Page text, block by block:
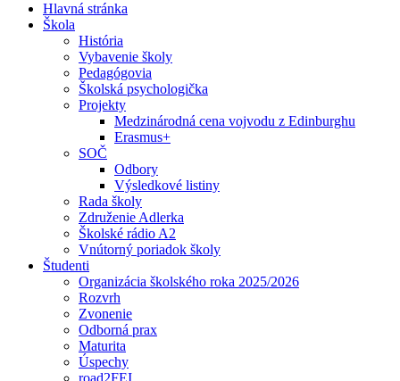
Hlavná stránka
Škola
História
Vybavenie školy
Pedagógovia
Školská psychologička
Projekty
Medzinárodná cena vojvodu z Edinburghu
Erasmus+
SOČ
Odbory
Výsledkové listiny
Rada školy
Združenie Adlerka
Školské rádio A2
Vnútorný poriadok školy
Študenti
Organizácia školského roka 2025/2026
Rozvrh
Zvonenie
Odborná prax
Maturita
Úspechy
road2FEI